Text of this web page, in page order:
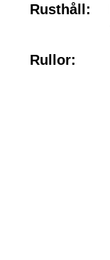
Rusthåll:
Rullor: